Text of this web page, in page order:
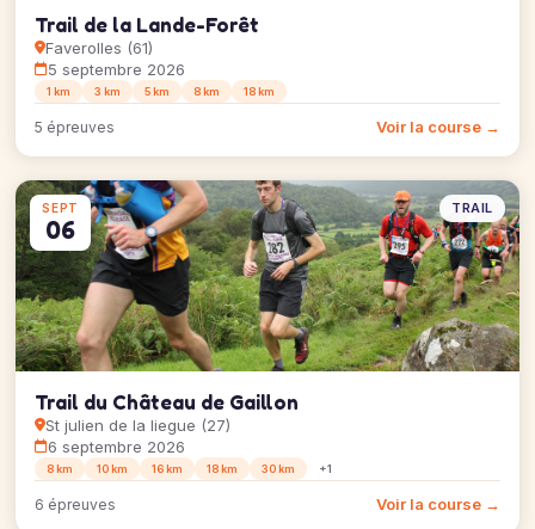
Trail de la Lande-Forêt
Faverolles (61)
5 septembre 2026
1 km 3 km 5 km 8 km 18 km
5 épreuves Voir la course →
SEPT
06
TRAIL
Trail du Château de Gaillon
St julien de la liegue (27)
6 septembre 2026
8 km 10 km 16 km 18 km 30 km +1
6 épreuves Voir la course →